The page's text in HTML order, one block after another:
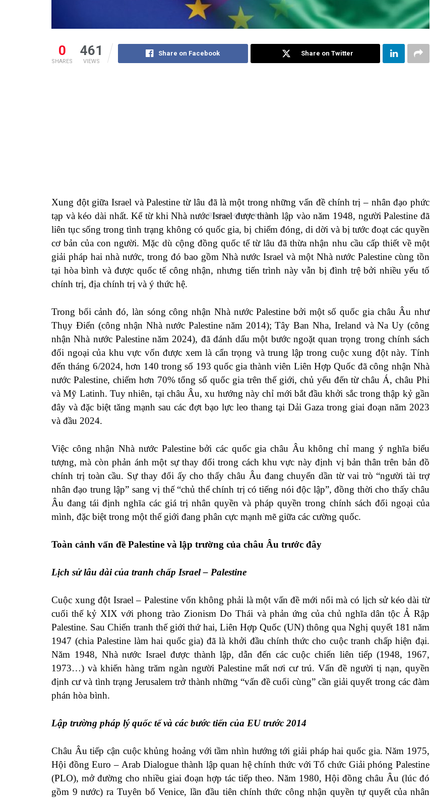
0
SHARES
461
VIEWS
Share on Facebook Share on Twitter
@nghien-cuu-chien-luoc
Xung đột giữa Israel và Palestine từ lâu đã là một trong những vấn đề chính trị – nhân đạo phức
tạp và kéo dài nhất. Kể từ khi Nhà nước Israel được thành lập vào năm 1948, người Palestine đã
liên tục sống trong tình trạng không có quốc gia, bị chiếm đóng, di dời và bị tước đoạt các quyền
cơ bản của con người. Mặc dù cộng đồng quốc tế từ lâu đã thừa nhận nhu cầu cấp thiết về một
giải pháp hai nhà nước, trong đó bao gồm Nhà nước Israel và một Nhà nước Palestine cùng tồn
tại hòa bình và được quốc tế công nhận, nhưng tiến trình này vẫn bị đình trệ bởi nhiều yếu tố
chính trị, địa chính trị và ý thức hệ.
Trong bối cảnh đó, làn sóng công nhận Nhà nước Palestine bởi một số quốc gia châu Âu như
Thụy Điển (công nhận Nhà nước Palestine năm 2014); Tây Ban Nha, Ireland và Na Uy (công
nhận Nhà nước Palestine năm 2024), đã đánh dấu một bước ngoặt quan trọng trong chính sách
đối ngoại của khu vực vốn được xem là cẩn trọng và trung lập trong cuộc xung đột này. Tính
đến tháng 6/2024, hơn 140 trong số 193 quốc gia thành viên Liên Hợp Quốc đã công nhận Nhà
nước Palestine, chiếm hơn 70% tổng số quốc gia trên thế giới, chủ yếu đến từ châu Á, châu Phi
và Mỹ Latinh. Tuy nhiên, tại châu Âu, xu hướng này chỉ mới bắt đầu khởi sắc trong thập kỷ gần
đây và đặc biệt tăng mạnh sau các đợt bạo lực leo thang tại Dải Gaza trong giai đoạn năm 2023
và đầu 2024.
Việc công nhận Nhà nước Palestine bởi các quốc gia châu Âu không chỉ mang ý nghĩa biểu
tượng, mà còn phản ánh một sự thay đổi trong cách khu vực này định vị bản thân trên bản đồ
chính trị toàn cầu. Sự thay đổi ấy cho thấy châu Âu đang chuyển dần từ vai trò “người tài trợ
nhân đạo trung lập” sang vị thế “chủ thể chính trị có tiếng nói độc lập”, đồng thời cho thấy châu
Âu đang tái định nghĩa các giá trị nhân quyền và pháp quyền trong chính sách đối ngoại của
mình, đặc biệt trong một thế giới đang phân cực mạnh mẽ giữa các cường quốc.
Toàn cảnh vấn đề Palestine và lập trường của châu Âu trước đây
Lịch sử lâu dài của tranh chấp Israel – Palestine
Cuộc xung đột Israel – Palestine vốn không phải là một vấn đề mới nổi mà có lịch sử kéo dài từ
cuối thế kỷ XIX với phong trào Zionism Do Thái và phản ứng của chủ nghĩa dân tộc Ả Rập
Palestine. Sau Chiến tranh thế giới thứ hai, Liên Hợp Quốc (UN) thông qua Nghị quyết 181 năm
1947 (chia Palestine làm hai quốc gia) đã là khởi đầu chính thức cho cuộc tranh chấp hiện đại.
Năm 1948, Nhà nước Israel được thành lập, dẫn đến các cuộc chiến liên tiếp (1948, 1967,
1973…) và khiến hàng trăm ngàn người Palestine mất nơi cư trú. Vấn đề người tị nạn, quyền
định cư và tình trạng Jerusalem trở thành những “vấn đề cuối cùng” cần giải quyết trong các đàm
phán hòa bình.
Lập trường pháp lý quốc tế và các bước tiến của EU trước 2014
Châu Âu tiếp cận cuộc khủng hoảng với tầm nhìn hướng tới giải pháp hai quốc gia. Năm 1975,
Hội đồng Euro – Arab Dialogue thành lập quan hệ chính thức với Tổ chức Giải phóng Palestine
(PLO), mở đường cho nhiều giai đoạn hợp tác tiếp theo. Năm 1980, Hội đồng châu Âu (lúc đó
gồm 9 nước) ra Tuyên bố Venice, lần đầu tiên chính thức công nhận quyền tự quyết của nhân